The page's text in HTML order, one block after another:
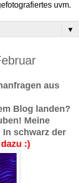
uvm.
▼
aus
Blog landen?
Meine
In schwarz der
:)